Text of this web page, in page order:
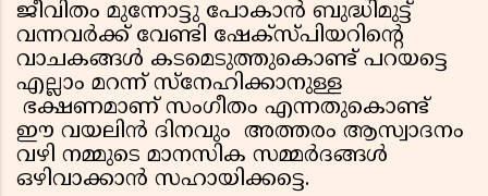
ജീവിതം മുന്നോട്ടു പോകാൻ ബുദ്ധിമുട്ട്
വന്നവർക്ക് വേണ്ടി ഷേക്സ്പിയറിന്റെ
വാചകങ്ങൾ കടമെടുത്തുകൊണ്ട് പറയട്ടെ
എല്ലാം മറന്ന് സ്നേഹിക്കാനുള്ള
ഭക്ഷണമാണ് സംഗീതം എന്നതുകൊണ്ട്
ഈ വയലിൻ ദിനവും അത്തരം ആസ്വാദനം
വഴി നമ്മുടെ മാനസിക സമ്മർദങ്ങൾ
ഒഴിവാക്കാൻ സഹായിക്കട്ടെ.